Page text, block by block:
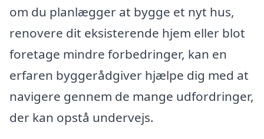
om du planlægger at bygge et nyt hus,
renovere dit eksisterende hjem eller blot
foretage mindre forbedringer, kan en
erfaren byggerådgiver hjælpe dig med at
navigere gennem de mange udfordringer,
der kan opstå undervejs.